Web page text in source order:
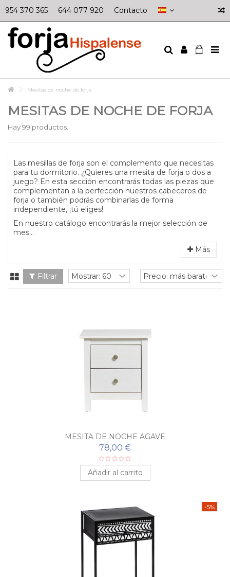
954 370 365 644 077 920 Contacto
Mesitas de noche de forja
MESITAS DE NOCHE DE FORJA
Hay 99 productos.
Las mesillas de forja son el complemento que necesitas
para tu dormitorio. ¿Quieres una mesita de forja o dos a
juego? En esta sección encontrarás todas las piezas que
complementan a la perfección nuestros cabeceros de
forja o también podrás combinarlas de forma
independiente, ¡tú eliges!
En nuestro catálogo encontrarás la mejor selección de
mes...
Más
Filtrar
MESITA DE NOCHE AGAVE
78,00 €
Añadir al carrito
-5%